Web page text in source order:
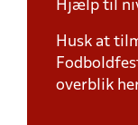
Hjælp til
Husk at
overblik